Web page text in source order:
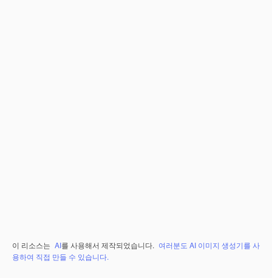
이 리소스는 AI를 사용해서 제작되었습니다. 여러분도 AI 이미지 생성기를 사
용하여 직접 만들 수 있습니다.